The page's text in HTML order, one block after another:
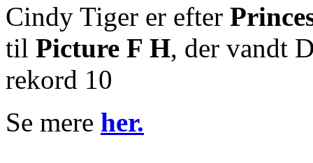
Cindy Tiger er efter
til Picture F H, der vandt
rekord 10
Se mere her.